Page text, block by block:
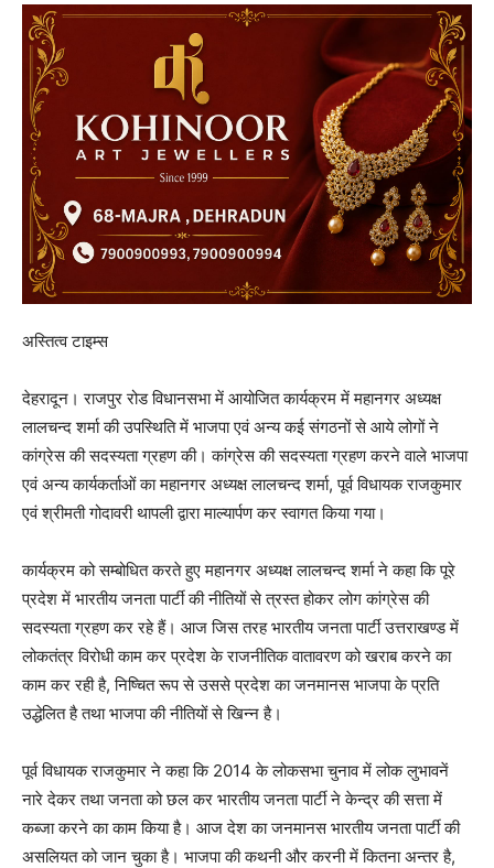
अस्तित्व टाइम्स
देहरादून। राजपुर रोड विधानसभा में आयोजित कार्यक्रम में महानगर अध्यक्ष
लालचन्द शर्मा की उपस्थिति में भाजपा एवं अन्य कई संगठनों से आये लोगों ने
कांग्रेस की सदस्यता ग्रहण की। कांग्रेस की सदस्यता ग्रहण करने वाले भाजपा
एवं अन्य कार्यकर्ताओं का महानगर अध्यक्ष लालचन्द शर्मा, पूर्व विधायक राजकुमार
एवं श्रीमती गोदावरी थापली द्वारा माल्यार्पण कर स्वागत किया गया।
कार्यक्रम को सम्बोधित करते हुए महानगर अध्यक्ष लालचन्द शर्मा ने कहा कि पूरे
प्रदेश में भारतीय जनता पार्टी की नीतियों से त्रस्त होकर लोग कांग्रेस की
सदस्यता ग्रहण कर रहे हैं। आज जिस तरह भारतीय जनता पार्टी उत्तराखण्ड में
लोकतंत्र विरोधी काम कर प्रदेश के राजनीतिक वातावरण को खराब करने का
काम कर रही है, निष्चित रूप से उससे प्रदेश का जनमानस भाजपा के प्रति
उद्धेलित है तथा भाजपा की नीतियों से खिन्न है।
पूर्व विधायक राजकुमार ने कहा कि 2014 के लोकसभा चुनाव में लोक लुभावनें
नारे देकर तथा जनता को छल कर भारतीय जनता पार्टी ने केन्द्र की सत्ता में
कब्जा करने का काम किया है। आज देश का जनमानस भारतीय जनता पार्टी की
असलियत को जान चुका है। भाजपा की कथनी और करनी में कितना अन्तर है,